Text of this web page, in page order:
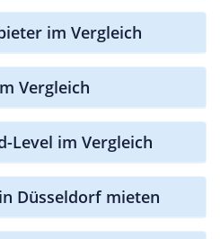
im Vergleich
Vergleich
Level im Vergleich
Düsseldorf mieten